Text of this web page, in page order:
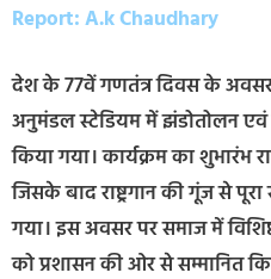
Report: A.k Chaudhary
देश के 77वें गणतंत्र दिवस के
अनुमंडल स्टेडियम में झंडोतोलन एवं
किया गया। कार्यक्रम का शुभारंभ
जिसके बाद राष्ट्रगान की गूंज से
गया। इस अवसर पर समाज में
को प्रशासन की ओर से सम्मानित